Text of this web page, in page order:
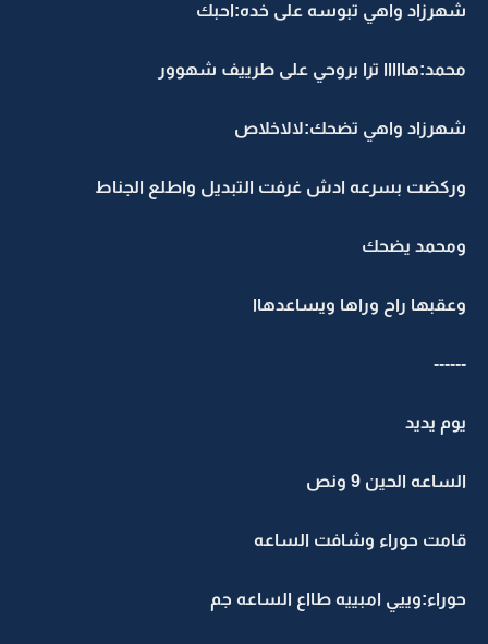
شهرزاد واهي تبوسه على خده:احبك
محمد:هااااا ترا بروحي على طرييف شهوور
شهرزاد واهي تضحك:لالاخلاص
وركضت بسرعه ادش غرفت التبديل واطلع الجناط
ومحمد يضحك
وعقبها راح وراها ويساعدهاا
------
يوم يديد
الساعه الحين 9 ونص
قامت حوراء وشافت الساعه
حوراء:وييي امبييه طااع الساعه جم